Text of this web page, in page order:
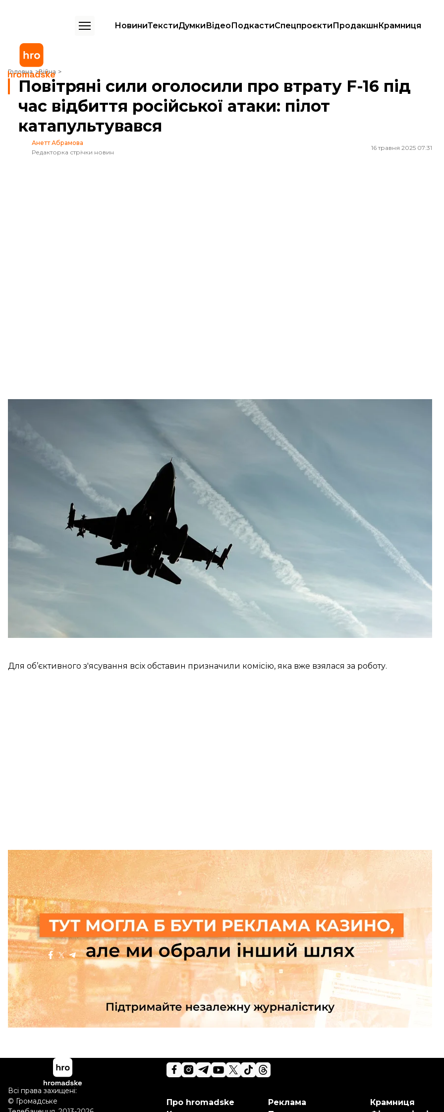
НовиниТекстиДумкиВідеоПодкастиСпецпроєктиПродакшнКрамниця
Головна Війна
Повітряні сили оголосили про втрату F-16 під час відбиття російської атаки: пілот катапультувався
Повітряні сили оголосили про втрату F-16 під
час відбиття російської атаки: пілот
катапультувався
Анетт Абрамова
Редакторка стрічки новин
16 травня 2025 07:31
Ілюстративне фото. Винищувач F-16
Військово-повітряні сили США / Jessi Roth
У Повітряних силах 16 травня близько 3:30 втратили зв’язок із винищувачем F-16, який відбивав
повітряний напад рф. Життю та здоров’ю пілота нічого не загрожує.
повідомило
Командування Повітряних сил ЗСУ.
Попередньо, пілот встигнув знищити три повітряні цілі й працював по четвертій, застосовуючи
авіаційну гармату. Однак на борту виникла нештатна ситуація, тоді він відвів літак якомога далі від
населеного пункту та успішно катапультувався.
Пілота швидко знайшли та евакуювали. У Повітряних силах зазначили, що його самопочуття
задовільне, він перебуває в безпечному місці, тож його життю та здоров’ю нічого не загрожує.
Для об’єктивного з'ясування всіх обставин призначили комісію, яка вже взялася за роботу.
Підтримати
читайте також:
Норвегія передасть Україні всі обіцяні F-16 до кінця 2025 року
Більше про літак авіація Повітряні Сили ЗСУ F-16
Поділитися:
Про hromadske
Реклама
Крамниця
Всі права захищені:
© Громадське